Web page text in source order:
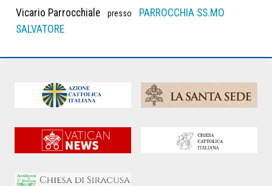
Vicario Parrocchiale presso
PARROCCHIA SS.MO
SALVATORE